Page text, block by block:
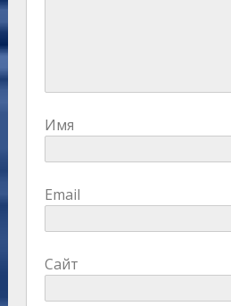
Имя
Email
Сайт